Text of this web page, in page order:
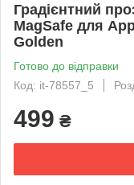
Градієнтний
MagSafe для
Golden
Готово до відправки
Код: it-78557_5
499 ₴